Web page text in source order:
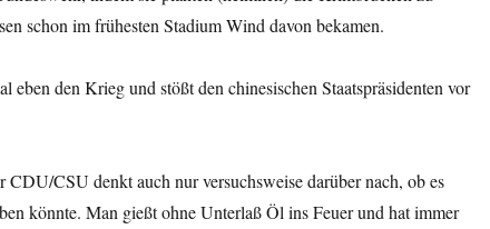
schon im frühesten Stadium Wind davon bekamen.
den Krieg und stößt den chinesischen Staatspräsidenten vor
CSU denkt auch nur versuchsweise darüber nach, ob es
könnte. Man gießt ohne Unterlaß Öl ins Feuer und hat immer